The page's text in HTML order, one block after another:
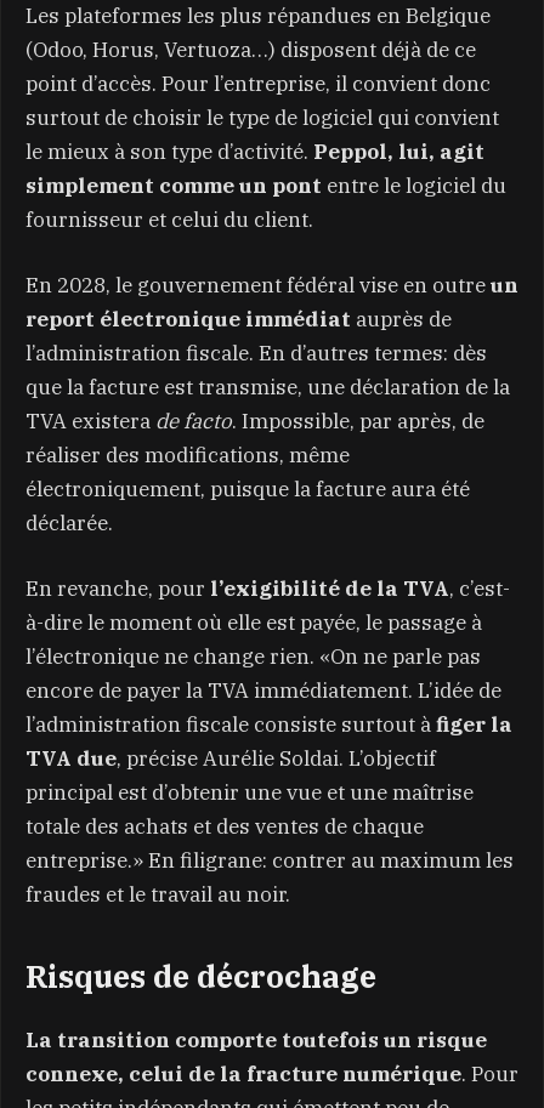
Les plateformes les plus répandues en Belgique
(Odoo, Horus, Vertuoza…) disposent déjà de ce
point d’accès. Pour l’entreprise, il convient donc
surtout de choisir le type de logiciel qui convient
le mieux à son type d’activité. Peppol, lui, agit
simplement comme un pont entre le logiciel du
fournisseur et celui du client.
En 2028, le gouvernement fédéral vise en outreun
report électronique immédiat auprès de
l’administration fiscale. En d’autres termes: dès
que la facture est transmise, une déclaration de la
TVA existera de facto. Impossible, par après, de
réaliser des modifications, même
électroniquement, puisque la facture aura été
déclarée.
En revanche, pour l’exigibilité de la TVA, c’est-
à-dire le moment où elle est payée, le passage à
l’électronique ne change rien. «On ne parle pas
encore de payer la TVA immédiatement. L’idée de
l’administration fiscale consiste surtout àfiger la
TVA due, précise Aurélie Soldai. L’objectif
principal est d’obtenir une vue et une maîtrise
totale des achats et des ventes de chaque
entreprise.» En filigrane: contrer au maximum les
fraudes et le travail au noir.
Risques de décrochage
La transition comporte toutefois un risque
connexe, celui de la fracture numérique. Pour